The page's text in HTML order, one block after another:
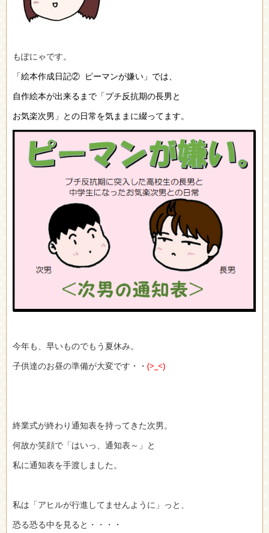
もぽにゃです。
「絵本作成日記② ピーマンが嫌い」では、
自作絵本が出来るまで 「プチ反抗期の長男と
お気楽次男」との日常を気ままに綴ってます。
今年も、早いものでもう夏休み。
子供達のお昼の準備が大変です・・ (>_<)
終業式が終わり通知表を持ってきた次男。
何故か笑顔で「はいっ、通知表～」と
私に通知表を手渡しました。
私は「アヒルが行進してませんように」っと、
恐る恐る中を見ると・・・・